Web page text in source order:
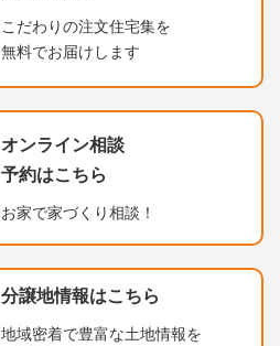
こだわりの注文住宅集を
無料でお届けします
オンライン相談
予約はこちら
お家で家づくり相談！
分譲地情報はこちら
地域密着で豊富な土地情報を